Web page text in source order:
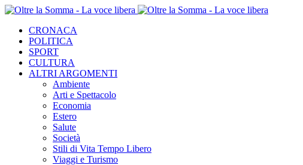
CRONACA
POLITICA
SPORT
CULTURA
ALTRI ARGOMENTI
Ambiente
Arti e Spettacolo
Economia
Estero
Salute
Società
Stili di Vita Tempo Libero
Viaggi e Turismo